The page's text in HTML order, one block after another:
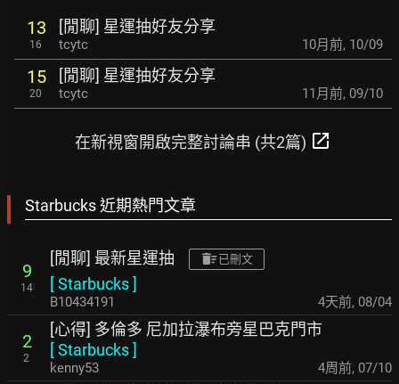
13
16
[閒聊] 星運抽好友分享
tcytc 10月前, 10/09
15
20
[閒聊] 星運抽好友分享
tcytc 11月前, 09/10
在新視窗開啟完整討論串 (共2篇) open_in_new
Starbucks 近期熱門文章
9
14
[閒聊] 最新星運抽 已刪文
[Starbucks]
B10434191 4天前, 08/04
2
2
[心得] 多倫多 尼加拉瀑布旁星巴克門市
[Starbucks]
kenny53 4周前, 07/10